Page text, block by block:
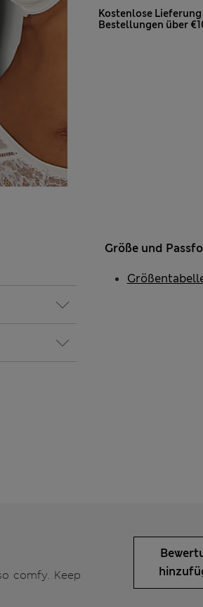
Kostenlose Lieferung
Bestellungen über
Größe und
comfy. Keep